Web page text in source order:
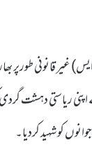
ایم ایس) غیر قانونی
اپنی ریاستی دہشت
کو شہید کردیا۔